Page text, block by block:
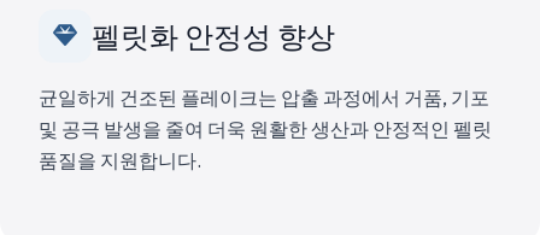
펠릿화 안정성 향상
균일하게 건조된 플레이크는 압출 과정에서 거품, 기포
및 공극 발생을 줄여 더욱 원활한 생산과 안정적인 펠릿
품질을 지원합니다.